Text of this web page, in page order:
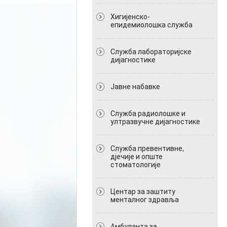
Хигијенско-
епидемиолошка служба
Служба лабораторијске
дијагностике
Јавне набавке
Служба радиолошке и
ултразвучне дијагностике
Служба превентивне,
дјечије и опште
стоматологије
Центар за заштиту
менталног здравља